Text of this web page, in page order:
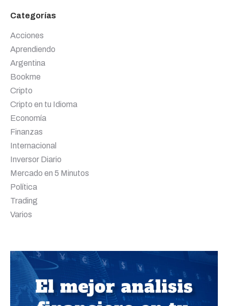
Categorías
Acciones
Aprendiendo
Argentina
Bookme
Cripto
Cripto en tu Idioma
Economía
Finanzas
Internacional
Inversor Diario
Mercado en 5 Minutos
Política
Trading
Varios